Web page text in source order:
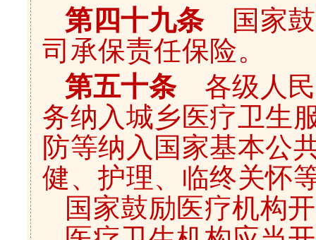
第四十九条国家鼓
司承保责任保险。
第五十条各级人民
务纳入城乡医疗卫生
防等纳入国家基本公
健、护理、临终关怀
国家鼓励医疗机构